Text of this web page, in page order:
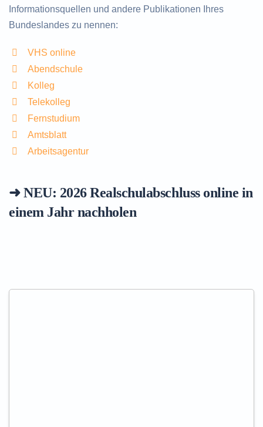
Informationsquellen und andere Publikationen Ihres
Bundeslandes zu nennen:
VHS online
Abendschule
Kolleg
Telekolleg
Fernstudium
Amtsblatt
Arbeitsagentur
➜ NEU: 2026Realschulabschluss online in
einem Jahr nachholen